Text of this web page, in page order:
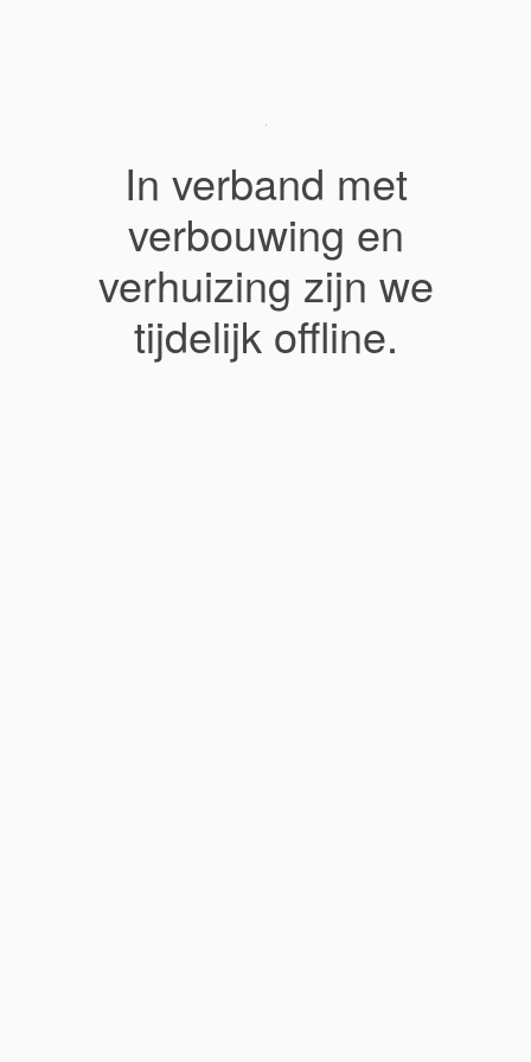
In verband met
verbouwing en
verhuizing zijn we
tijdelijk offline.